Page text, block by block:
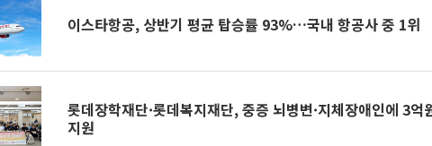
이스타항공, 상반기 평균 탑승률 93%…국내 항공사 중 1위
롯데장학재단·롯데복지재단, 중증 뇌병변·지체장애인에 3억
지원